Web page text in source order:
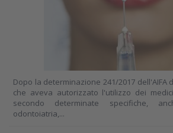
Dopo la determinazione 241/2017 dell'AIFA
che aveva autorizzato l'utilizzo dei
secondo determinate specifiche,
odontoiatria,...